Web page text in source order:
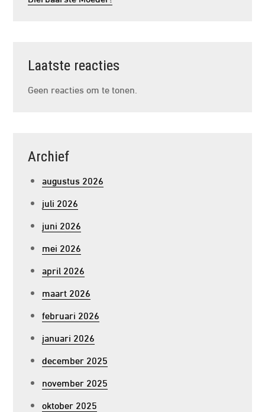
Laatste reacties
Geen reacties om te tonen.
Archief
augustus 2026
juli 2026
juni 2026
mei 2026
april 2026
maart 2026
februari 2026
januari 2026
december 2025
november 2025
oktober 2025